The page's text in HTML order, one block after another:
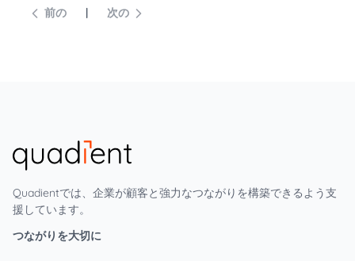
前の |
Quadientでは、企業が顧客と強力なつながりを構築できるよう支
援しています。
つながりを大切に